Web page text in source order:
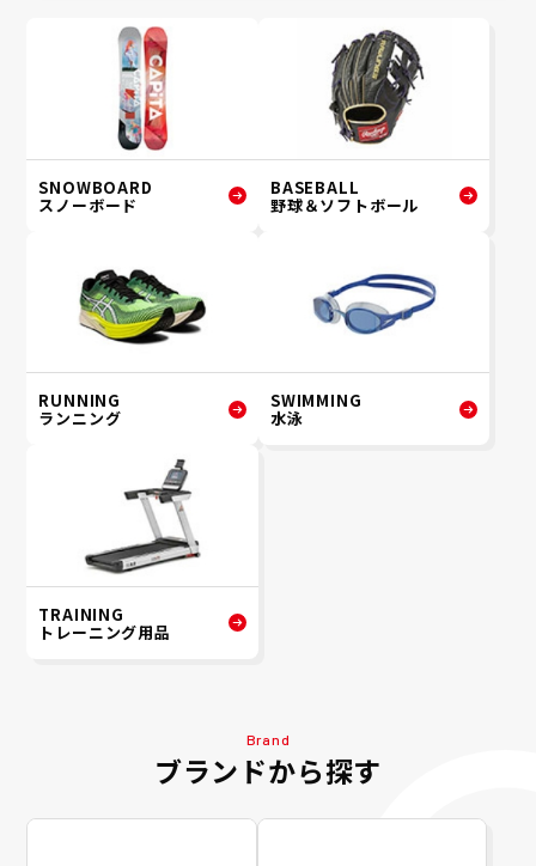
SNOWBOARD
スノーボード
BASEBALL
野球＆ソフトボール
RUNNING
ランニング
SWIMMING
水泳
TRAINING
トレーニング用品
Brand
ブランドから探す